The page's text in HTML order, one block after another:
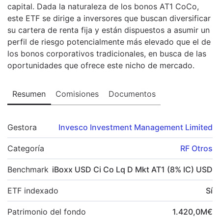
capital. Dada la naturaleza de los bonos AT1 CoCo,
este ETF se dirige a inversores que buscan diversificar
su cartera de renta fija y están dispuestos a asumir un
perfil de riesgo potencialmente más elevado que el de
los bonos corporativos tradicionales, en busca de las
oportunidades que ofrece este nicho de mercado.
Resumen Comisiones Documentos
Gestora Invesco Investment Management Limited
Categoría RF Otros
Benchmark iBoxx USD Ci Co Lq D Mkt AT1 (8% IC) USD
ETF indexado Sí
Patrimonio del fondo 1.420,0M€